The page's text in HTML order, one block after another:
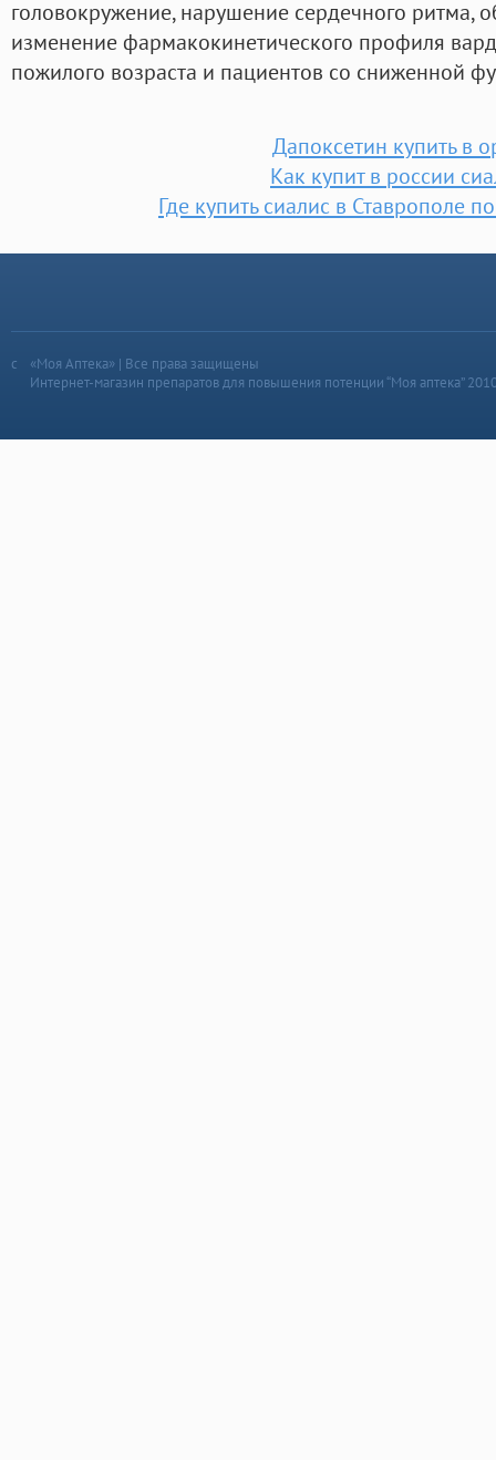
головокружение, нарушение сердечного ритма,
изменение фармакокинетического профиля
пожилого возраста и пациентов со сниженной
Дапоксетин купить в
Как купит в россии
Где купить сиалис в Ставрополе
«Моя Аптека» | Все права защищены
Интернет-магазин препаратов для повышения потенции “Моя аптека”